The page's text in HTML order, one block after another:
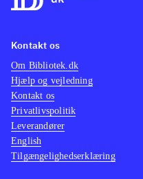
Kontakt os
Om Bibliotek.dk
Hjælp og vejledning
Kontakt os
Privatlivspolitik
Leverandører
English
Tilgængelighedserklæring